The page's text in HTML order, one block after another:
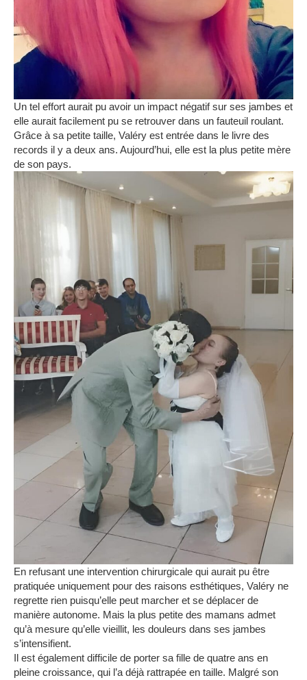
Un tel effort aurait pu avoir un impact négatif sur ses jambes et
elle aurait facilement pu se retrouver dans un fauteuil roulant.
Grâce à sa petite taille, Valéry est entrée dans le livre des
records il y a deux ans. Aujourd’hui, elle est la plus petite mère
de son pays.
En refusant une intervention chirurgicale qui aurait pu être
pratiquée uniquement pour des raisons esthétiques, Valéry ne
regrette rien puisqu’elle peut marcher et se déplacer de
manière autonome. Mais la plus petite des mamans admet
qu’à mesure qu’elle vieillit, les douleurs dans ses jambes
s’intensifient.
Il est également difficile de porter sa fille de quatre ans en
pleine croissance, qui l’a déjà rattrapée en taille. Malgré son